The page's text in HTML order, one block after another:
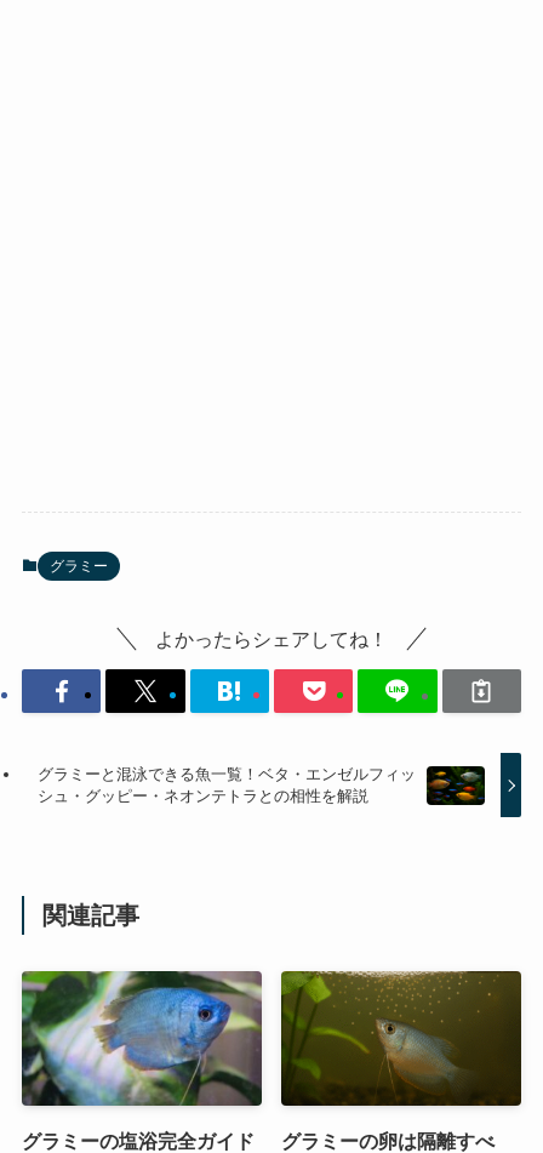
グラミー
よかったらシェアしてね！
グラミーと混泳できる魚一覧！ベタ・エンゼルフィッ
シュ・グッピー・ネオンテトラとの相性を解説
関連記事
グラミーの塩浴完全ガイド
グラミーの卵は隔離すべ